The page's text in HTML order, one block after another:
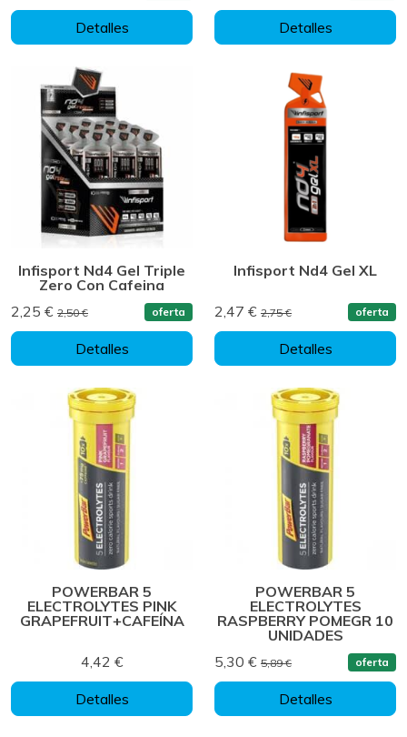
Detalles Detalles
Infisport Nd4 Gel Triple
Zero Con Cafeina
2,25 € 2,50 € oferta
Detalles
Infisport Nd4 Gel XL
2,47 € 2,75 € oferta
Detalles
POWERBAR 5
ELECTROLYTES PINK
GRAPEFRUIT+CAFEÍNA
4,42 €
Detalles
POWERBAR 5
ELECTROLYTES
RASPBERRY POMEGR 10
UNIDADES
5,30 € 5,89 € oferta
Detalles